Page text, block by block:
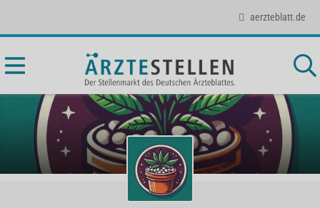
aerzteblatt.de